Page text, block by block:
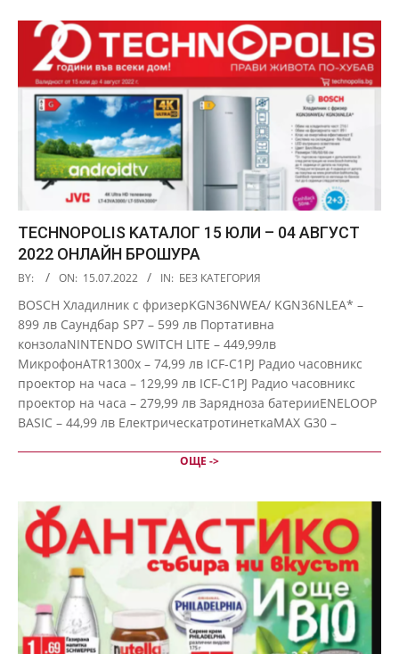
TECHNOPOLIS KАТАЛОГ 15 ЮЛИ – 04 АВГУСТ
2022 ОНЛАЙН БРОШУРА
2022-
15
BY: ON: 15.07.2022 IN: БЕЗ КАТЕГОРИЯ
BOSCH Хладилник с фризерKGN36NWEA/ KGN36NLEA* –
899 лв Саундбар SP7 – 599 лв Портативна
конзолаNINTENDO SWITCH LITE – 449,99лв
МикрофонATR1300x – 74,99 лв ICF-C1PJ Радио часовникс
проектор на часа – 129,99 лв ICF-C1PJ Радио часовникс
проектор на часа – 279,99 лв Зарядноза батерииENELOOP
BASIC – 44,99 лв ЕлектрическатротинеткаMAX G30 –
ОЩЕ ->